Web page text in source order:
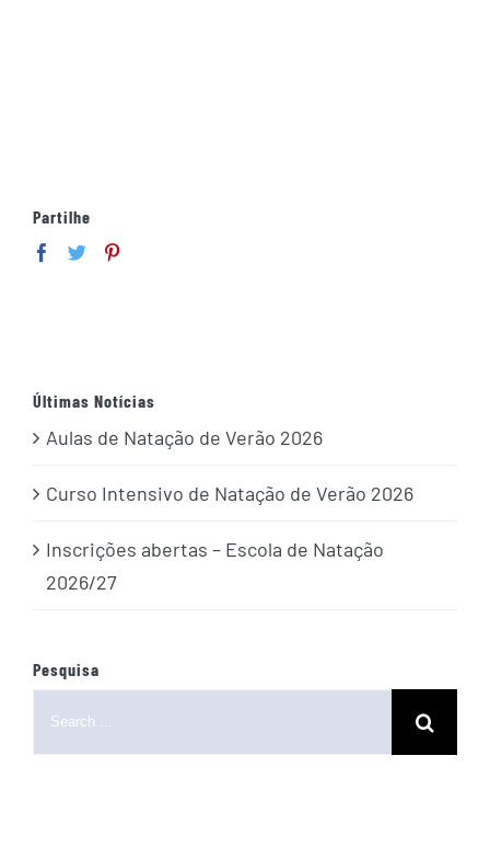
Partilhe
Últimas Notícias
Aulas de Natação de Verão 2026
Curso Intensivo de Natação de Verão 2026
Inscrições abertas – Escola de Natação
2026/27
Pesquisa